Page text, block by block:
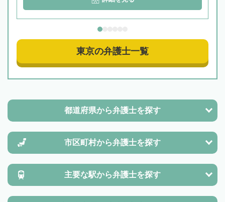
東京の弁護士一覧
都道府県から弁護士を探す
市区町村から弁護士を探す
主要な駅から弁護士を探す